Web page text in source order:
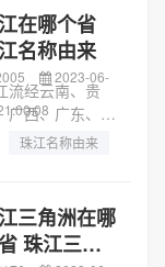
东省中南部，明
期称为广州府，
府文化的核心地
兴盛之地。为...
在哪个省
名称由来
流经云南、贵
广西、广东、湖
江西。珠江原指
经著名的海珠岛
得名，后来逐
为西江、东江、
2023-06-
珠江名称由来
三角洲在哪
珠江三角